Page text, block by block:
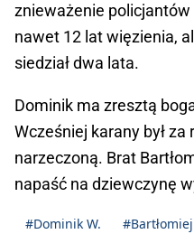
znieważenie policjantów
nawet 12 lat więzienia,
siedział dwa lata.
Dominik ma zresztą
Wcześniej karany był
narzeczoną. Brat
napaść na dziewczynę
#Dominik W.